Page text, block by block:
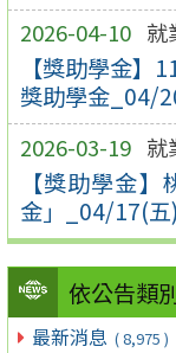
2026-04-10 就
【獎助學金
獎助學金_04/
2026-03-19 就
【獎助學金
金」_04/17(
依公告類
最新消息 ( 8,975 )